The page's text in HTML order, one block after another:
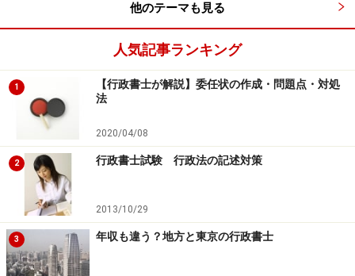
ので、過去問で出題された範囲だけ押さえれば十分で
また、手続きを問う問題はひっかけをつくりやすいこと
から、出題者は問題を作成しやすいので、国会の議決手
続き（59条、60～61条、67条）、内閣不信任決議後の手
続き（69～71条）の基本的な手続きをしっかりと押さま
しょう。
メインの比較の問題も基本的なものを押さえましょう。
具体的に言えば、国会と議院の権能、国会と内閣の権
能、内閣と内閣総理大臣の権能、天皇と内閣の権能、最
他のテーマも見る
人気記事ランキング
1
【行政書士が解説】委任状の作成・問題点・対処
法
2020/04/08
2 行政書士試験 行政法の記述対策
2013/10/29
3 年収も違う？地方と東京の行政書士